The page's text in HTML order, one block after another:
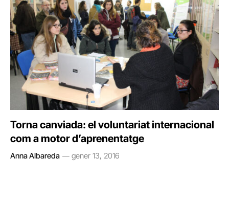
Torna canviada: el voluntariat internacional
com a motor d’aprenentatge
Anna Albareda gener 13, 2016